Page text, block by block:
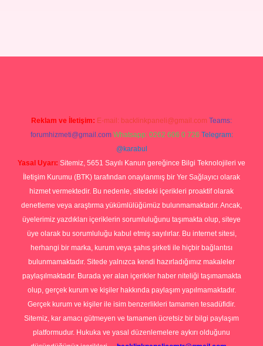
Reklam ve İletişim: E-mail: backlinkpaneli@gmail.com Teams:
forumhizmeti@gmail.com Whatsapp: 0262 606 0 726 Telegram:
@karabul
Yasal Uyarı: Sitemiz, 5651 Sayılı Kanun gereğince Bilgi Teknolojileri ve
İletişim Kurumu (BTK) tarafından onaylanmış bir Yer Sağlayıcı olarak
hizmet vermektedir. Bu nedenle, sitedeki içerikleri proaktif olarak
denetleme veya araştırma yükümlülüğümüz bulunmamaktadır. Ancak,
üyelerimiz yazdıkları içeriklerin sorumluluğunu taşımakta olup, siteye
üye olarak bu sorumluluğu kabul etmiş sayılırlar. Bu internet sitesi,
herhangi bir marka, kurum veya şahıs şirketi ile hiçbir bağlantısı
bulunmamaktadır. Sitede yalnızca kendi hazırladığımız makaleler
paylaşılmaktadır. Burada yer alan içerikler haber niteliği taşımamakta
olup, gerçek kurum ve kişiler hakkında paylaşım yapılmamaktadır.
Gerçek kurum ve kişiler ile isim benzerlikleri tamamen tesadüfidir.
Sitemiz, kar amacı gütmeyen ve tamamen ücretsiz bir bilgi paylaşım
platformudur. Hukuka ve yasal düzenlemelere aykırı olduğunu